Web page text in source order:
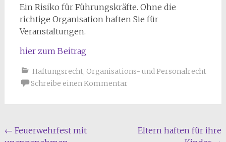
Ein Risiko für Führungskräfte. Ohne die
richtige Organisation haften Sie für
Veranstaltungen.
hier zum Beitrag
Haftungsrecht, Organisations- und Personalrecht
Schreibe einen Kommentar
Beitragsnavigation
← Feuerwehrfest mit
Eltern haften für ihre